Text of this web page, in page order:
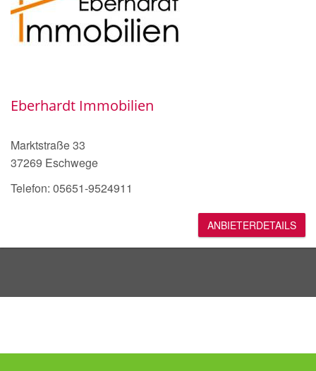
Eberhardt Immobilien
Marktstraße 33
37269 Eschwege
Telefon: 05651-9524911
ANBIETERDETAILS